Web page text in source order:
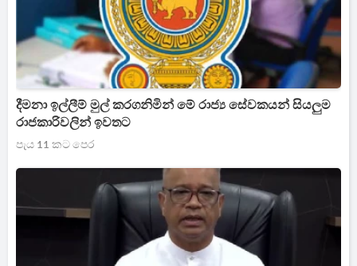
දීමනා ඉල්ලීම් මුල් කරගනිමින් මේ රාජ්‍ය සේවකයන් සියලුම
රාජකාරිවලින් ඉවතට
පැය 11 කට පෙර